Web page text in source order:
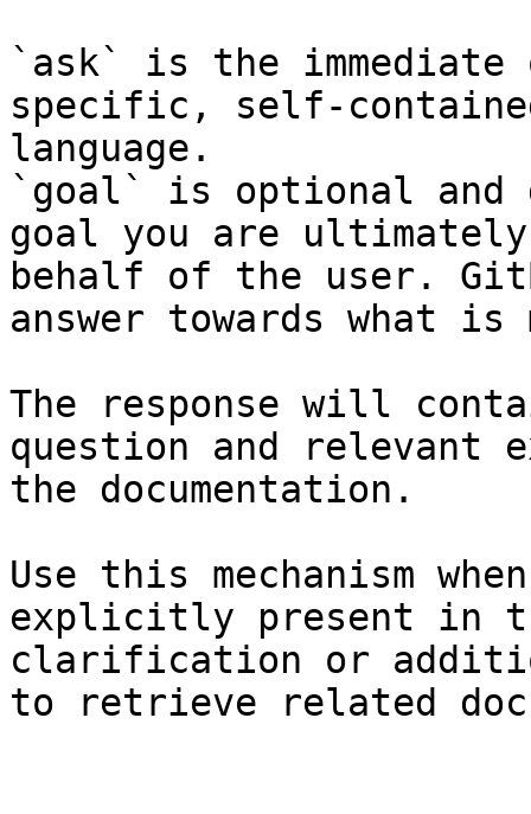
`ask` is the
specific, self-
language.
`goal` is optional and
goal you are
behalf of the user.
answer towards what
The response will
question and relevant
the documentation.
Use this mechanism
explicitly present in
clarification or